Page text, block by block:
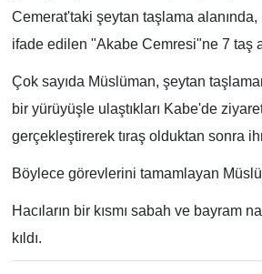
Cemerat'taki şeytan taşlama
ifade edilen "Akabe Cemresi"ne 7 taş
Çok sayıda Müslüman, şeytan
bir yürüyüşle ulaştıkları Kabe'de
gerçekleştirerek tıraş olduktan sonra
Böylece görevlerini tamamlayan
Hacıların bir kısmı sabah ve bayram
kıldı.